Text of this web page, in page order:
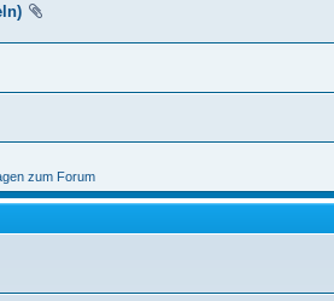
zum Forum